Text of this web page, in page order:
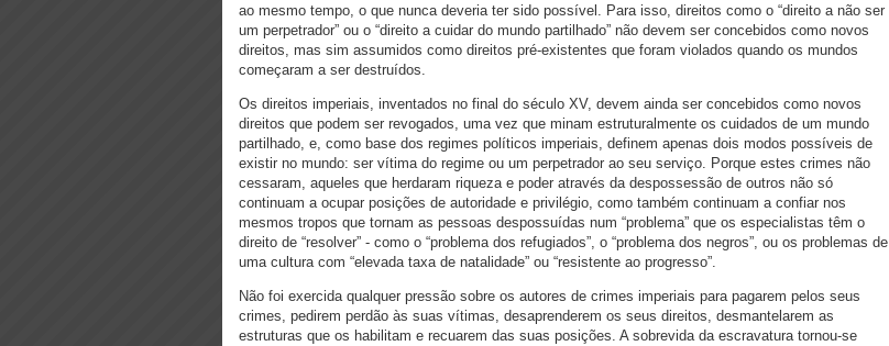
ao mesmo tempo, o que nunca deveria ter sido possível. Para isso, direitos como o “direito a não ser
um perpetrador” ou o “direito a cuidar do mundo partilhado” não devem ser concebidos como novos
direitos, mas sim assumidos como direitos pré-existentes que foram violados quando os mundos
começaram a ser destruídos.
Os direitos imperiais, inventados no final do século XV, devem ainda ser concebidos como novos
direitos que podem ser revogados, uma vez que minam estruturalmente os cuidados de um mundo
partilhado, e, como base dos regimes políticos imperiais, definem apenas dois modos possíveis de
existir no mundo: ser vítima do regime ou um perpetrador ao seu serviço. Porque estes crimes não
cessaram, aqueles que herdaram riqueza e poder através da despossessão de outros não só
continuam a ocupar posições de autoridade e privilégio, como também continuam a confiar nos
mesmos tropos que tornam as pessoas despossuídas num “problema” que os especialistas têm o
direito de “resolver” - como o “problema dos refugiados”, o “problema dos negros”, ou os problemas de
uma cultura com “elevada taxa de natalidade” ou “resistente ao progresso”.
Não foi exercida qualquer pressão sobre os autores de crimes imperiais para pagarem pelos seus
crimes, pedirem perdão às suas vítimas, desaprenderem os seus direitos, desmantelarem as
estruturas que os habilitam e recuarem das suas posições. A sobrevida da escravatura tornou-se